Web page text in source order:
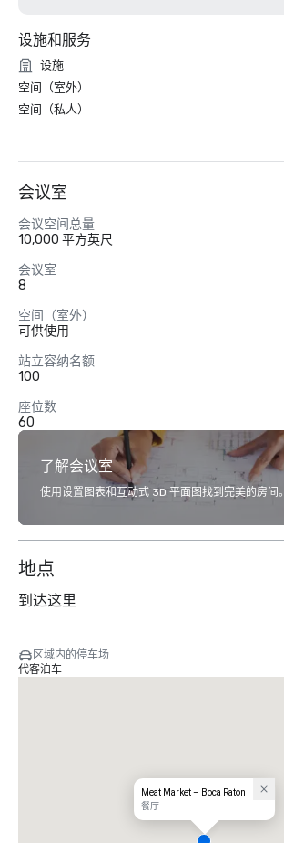
设施和服务
设施
空间（室外）
空间（私人）
会议室
会议空间总量
10,000 平方英尺
会议室
8
空间（室外）
可供使用
站立容纳名额
100
座位数
60
了解会议室
使用设置图表和互动式 3D 平面图找到完美的房间。
地点
到达这里
区域内的停车场
代客泊车
Meat Market – Boca Raton
餐厅